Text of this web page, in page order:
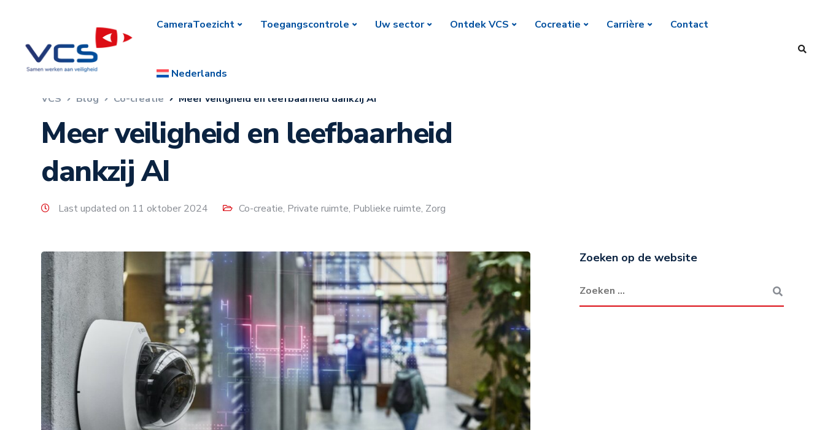
CameraToezicht Toegangscontrole Uw sector Ontdek VCS Cocreatie Carrière Contact
Nederlands
VCS
Blog Co-creatie Meer veiligheid en leefbaarheid dankzij AI
Meer veiligheid en leefbaarheid
dankzij AI
Last updated on 11 oktober 2024 Co-creatie, Private ruimte, Publieke ruimte, Zorg
Zoeken op de website